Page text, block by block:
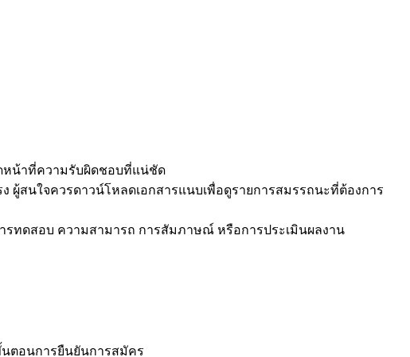
ดหน้าที่ความรับผิดชอบที่แน่ชัด
ผู้สนใจควรดาวน์โหลดเอกสารแนบเพื่อดูรายการสมรรถนะที่ต้องการ
รทดสอบ ความสามารถ การสัมภาษณ์ หรือการประเมินผลงาน
ตอนการยืนยันการสมัคร